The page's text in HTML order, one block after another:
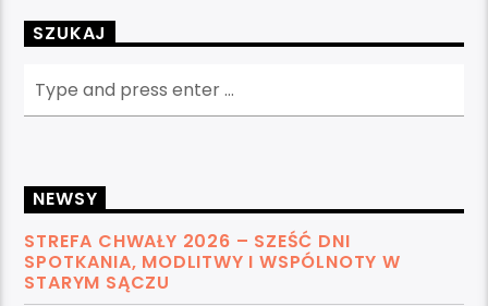
SZUKAJ
NEWSY
STREFA CHWAŁY 2026 – SZEŚĆ DNI
SPOTKANIA, MODLITWY I WSPÓLNOTY W
STARYM SĄCZU